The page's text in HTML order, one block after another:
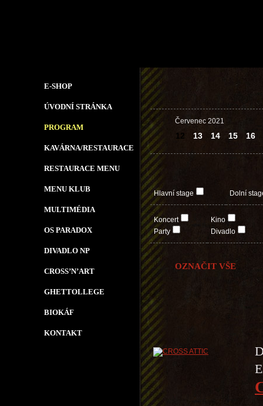
E-SHOP
ÚVODNÍ STRÁNKA
PROGRAM
KAVÁRNA/RESTAURACE
RESTAURACE MENU
MENU KLUB
MULTIMÉDIA
OS PARADOX
DIVADLO NP
CROSS’N’ART
GHETTOLLEGE
BIOKÁF
KONTAKT
Červenec 2021
12 13 14 15 16
Hlavní stage Dolní
Koncert
Party
Kino
Divadlo
OZNAČIT VŠE